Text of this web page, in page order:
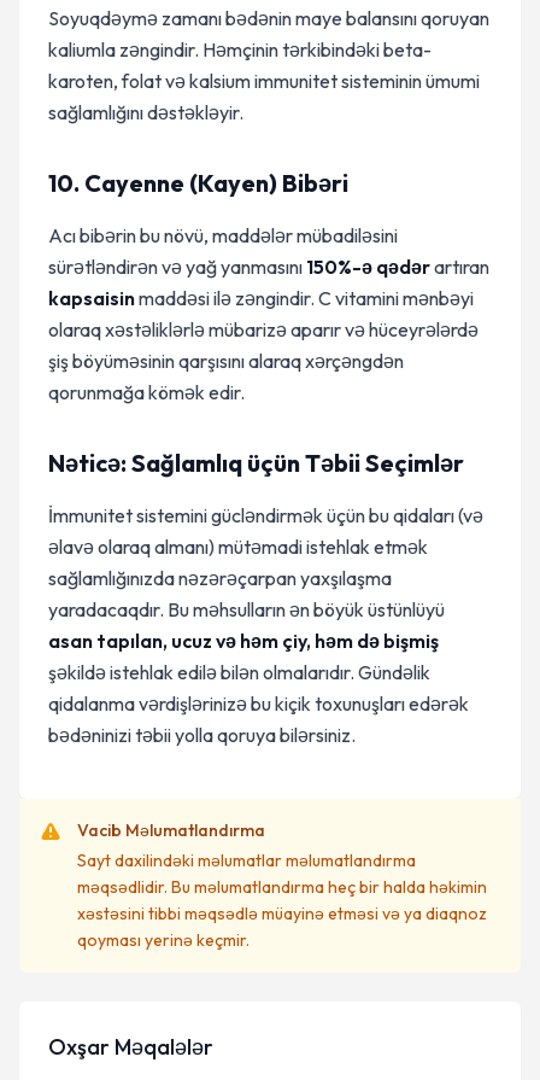
Soyuqdəymə zamanı bədənin maye balansını qoruyan
kaliumla zəngindir. Həmçinin tərkibindəki beta-
karoten, folat və kalsium immunitet sisteminin ümumi
sağlamlığını dəstəkləyir.
10. Cayenne (Kayen) Bibəri
Acı bibərin bu növü, maddələr mübadiləsini
sürətləndirən və yağ yanmasını 150%-ə qədərartıran
kapsaisinmaddəsi ilə zəngindir. C vitamini mənbəyi
olaraq xəstəliklərlə mübarizə aparır və hüceyrələrdə
şiş böyüməsinin qarşısını alaraq xərçəngdən
qorunmağa kömək edir.
Nəticə: Sağlamlıq üçün Təbii Seçimlər
İmmunitet sistemini gücləndirmək üçün bu qidaları (və
əlavə olaraq almanı) mütəmadi istehlak etmək
sağlamlığınızda nəzərəçarpan yaxşılaşma
yaradacaqdır. Bu məhsulların ən böyük üstünlüyü
asan tapılan, ucuz və həm çiy, həm də bişmiş
şəkildə istehlak edilə bilən olmalarıdır. Gündəlik
qidalanma vərdişlərinizə bu kiçik toxunuşları edərək
bədəninizi təbii yolla qoruya bilərsiniz.
Vacib Məlumatlandırma
Sayt daxilindəki məlumatlar məlumatlandırma
məqsədlidir. Bu məlumatlandırma heç bir halda həkimin
xəstəsini tibbi məqsədlə müayinə etməsi və ya diaqnoz
qoyması yerinə keçmir.
Oxşar Məqalələr